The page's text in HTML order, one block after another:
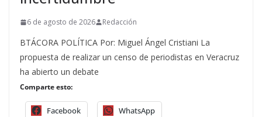
6 de agosto de 2026 Redacción
BTÁCORA POLÍTICA Por: Miguel Ángel Cristiani La
propuesta de realizar un censo de periodistas en Veracruz
ha abierto un debate
Comparte esto:
Facebook WhatsApp